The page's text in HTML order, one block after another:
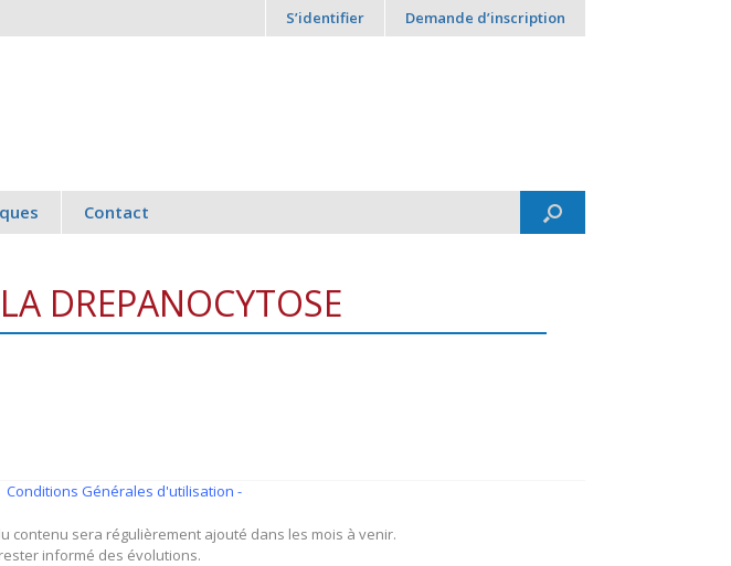
S’identifier Demande d’inscription
Contact
DREPANOCYTOSE
Conditions Générales d'utilisation -
contenu sera régulièrement ajouté dans les mois à venir.
informé des évolutions.